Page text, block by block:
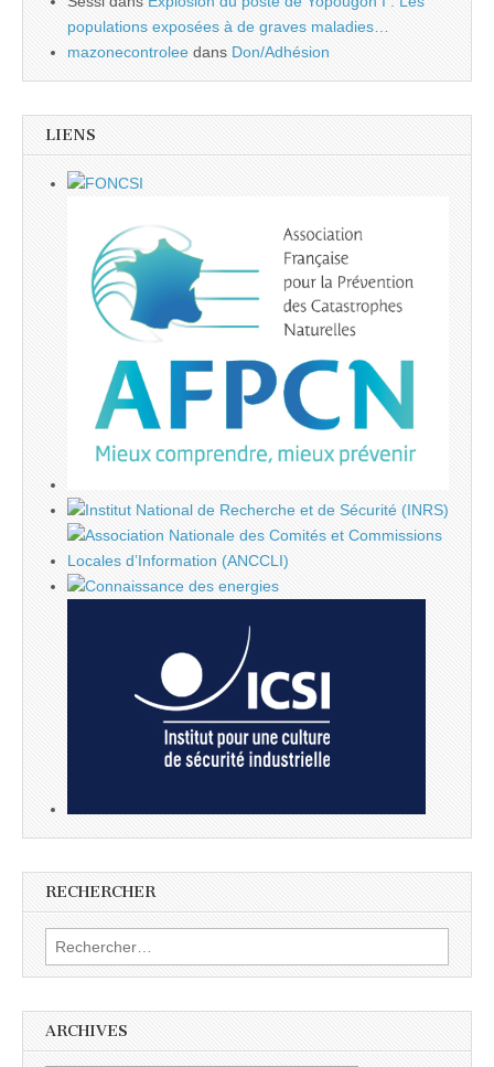
populations exposées à de graves maladies…
mazonecontrolee dans Don/Adhésion
LIENS
RECHERCHER
Rechercher :
ARCHIVES